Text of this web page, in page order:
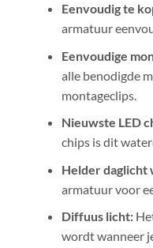
Eenvoudig te
armatuur
Eenvoudige
alle benodigde
montageclips.
Nieuwste LED
chips is dit
Helder daglicht
armatuur voor
Diffuus licht:
wordt wanneer